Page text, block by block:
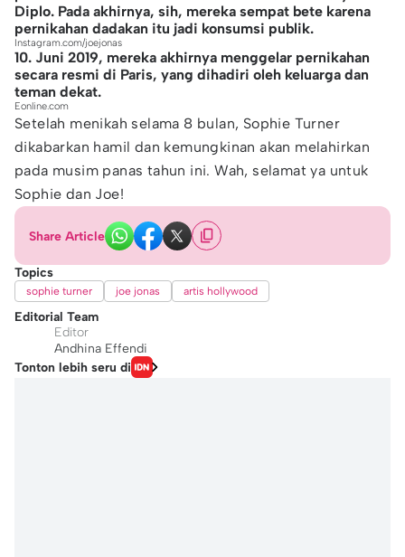
Diplo. Pada akhirnya, sih, mereka sempat bete karena
pernikahan dadakan itu jadi konsumsi publik.
Instagram.com/joejonas
10. Juni 2019, mereka akhirnya menggelar pernikahan
secara resmi di Paris, yang dihadiri oleh keluarga dan
teman dekat.
Eonline.com
Setelah menikah selama 8 bulan, Sophie Turner
dikabarkan hamil dan kemungkinan akan melahirkan
pada musim panas tahun ini. Wah, selamat ya untuk
Sophie dan Joe!
Share Article
Topics
sophie turner joe jonas artis hollywood
Editorial Team
Editor
Andhina Effendi
Tonton lebih seru di